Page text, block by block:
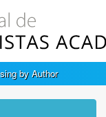
by Author